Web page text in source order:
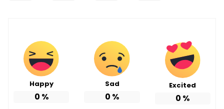
Happy
0 %
Sad
0 %
Excited
0 %